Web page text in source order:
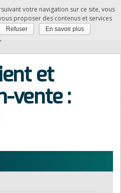
NDRC
»Relation client et
et
vente :
votre navigation sur ce site, vous
proposer des contenus et services
Refuser En savoir plus